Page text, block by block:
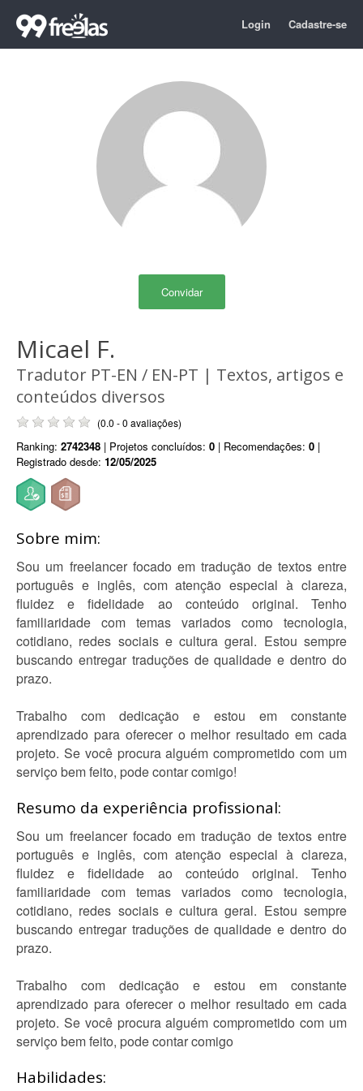
Login Cadastre-se
Convidar
Micael F.
Tradutor PT-EN / EN-PT | Textos, artigos e
conteúdos diversos
(0.0 - 0 avaliações)
Ranking: 2742348 | Projetos concluídos: 0 | Recomendações: 0 |
Registrado desde: 12/05/2025
Sobre mim:
Sou um freelancer focado em tradução de textos entre
português e inglês, com atenção especial à clareza,
fluidez e fidelidade ao conteúdo original. Tenho
familiaridade com temas variados como tecnologia,
cotidiano, redes sociais e cultura geral. Estou sempre
buscando entregar traduções de qualidade e dentro do
prazo.
Trabalho com dedicação e estou em constante
aprendizado para oferecer o melhor resultado em cada
projeto. Se você procura alguém comprometido com um
serviço bem feito, pode contar comigo!
Resumo da experiência profissional:
Sou um freelancer focado em tradução de textos entre
português e inglês, com atenção especial à clareza,
fluidez e fidelidade ao conteúdo original. Tenho
familiaridade com temas variados como tecnologia,
cotidiano, redes sociais e cultura geral. Estou sempre
buscando entregar traduções de qualidade e dentro do
prazo.
Trabalho com dedicação e estou em constante
aprendizado para oferecer o melhor resultado em cada
projeto. Se você procura alguém comprometido com um
serviço bem feito, pode contar comigo
Habilidades: